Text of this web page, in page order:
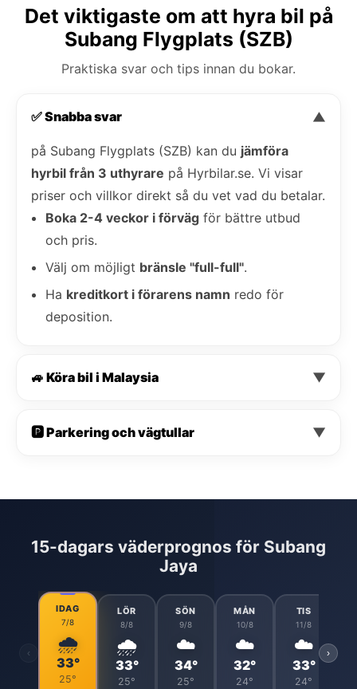
Det viktigaste om att hyra bil på
Subang Flygplats (SZB)
Praktiska svar och tips innan du bokar.
✅ Snabba svar ▼
på Subang Flygplats (SZB) kan du jämföra
hyrbil från 3 uthyrare på Hyrbilar.se. Vi visar
priser och villkor direkt så du vet vad du betalar.
Boka 2-4 veckor i förväg för bättre utbud
och pris.
Välj om möjligt bränsle "full-full".
Ha kreditkort i förarens namn redo för
deposition.
🚙 Köra bil i Malaysia ▼
🅿️ Parkering och vägtullar ▼
15-dagars väderprognos för Subang
Jaya
‹
IDAG
7/8
🌧️
33°
25°
LÖR
8/8
🌧️
33°
25°
SÖN
9/8
☁️
34°
25°
MÅN
10/8
☁️
32°
24°
TIS
11/8
☁️
33°
24°
›